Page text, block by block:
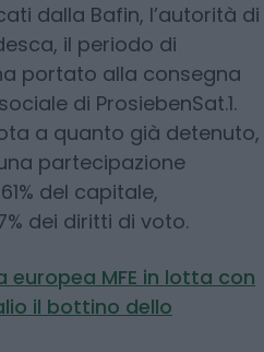
dalla Bafin, l’autorità di
il periodo di
portato alla consegna
di ProsiebenSat.1.
a quanto già detenuto,
partecipazione
del capitale,
dei diritti di voto.
europea MFE in lotta con
il bottino dello